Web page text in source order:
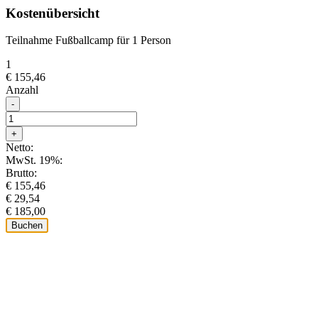
Kostenübersicht
Teilnahme Fußballcamp für 1 Person
1
€ 155,46
Anzahl
-
+
Netto:
MwSt. 19%:
Brutto:
€ 155,46
€ 29,54
€ 185,00
Buchen